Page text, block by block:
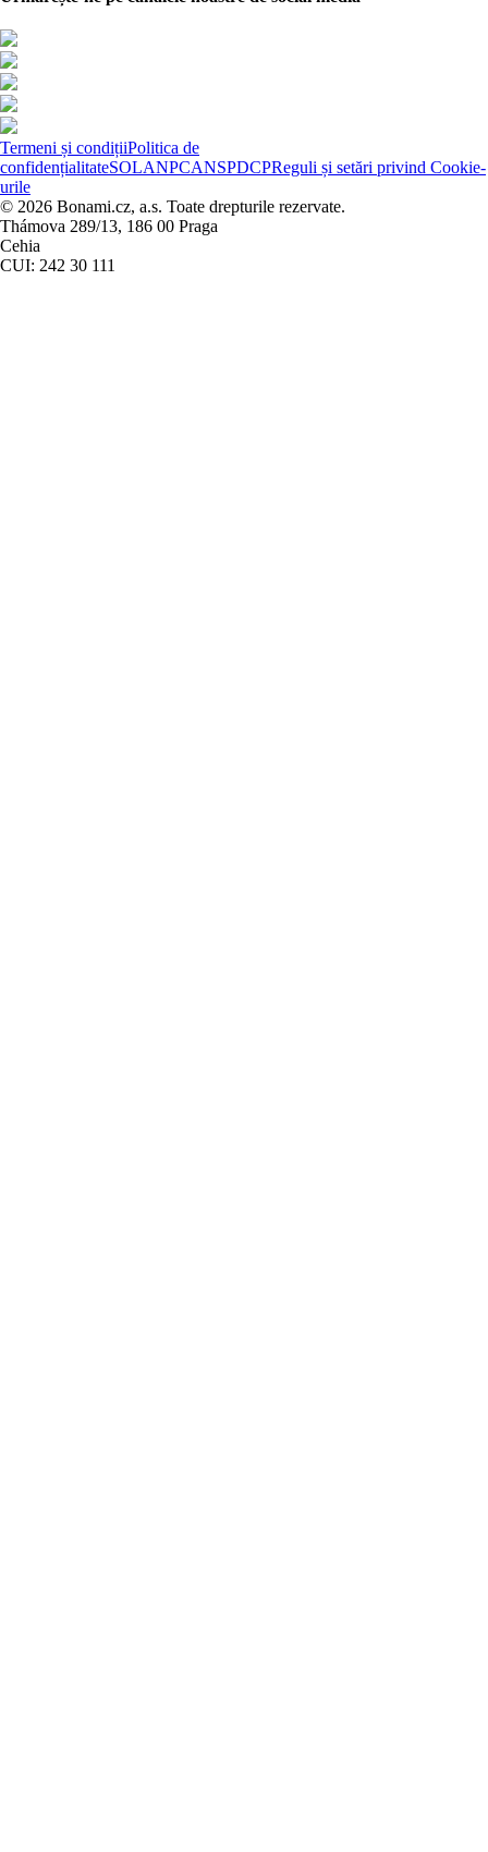
Termeni și condițiiPolitica de
confidențialitateSOLANPCANSPDCPReguli și setări privind Cookie-
urile
© 2026 Bonami.cz, a.s. Toate drepturile rezervate.
Thámova 289/13, 186 00 Praga
Cehia
CUI: 242 30 111